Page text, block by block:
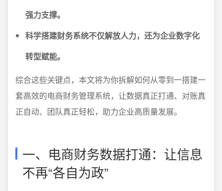
强力支撑。
科学搭建财务系统不仅解放人力，还为企业数字化
转型赋能。
综合这些关键点，本文将为你拆解如何从零到一搭建一
套高效的电商财务管理系统，让数据真正打通、对账真
正自动、团队真正轻松，助力企业高质量发展。
一、电商财务数据打通：让信息
不再“各自为政”